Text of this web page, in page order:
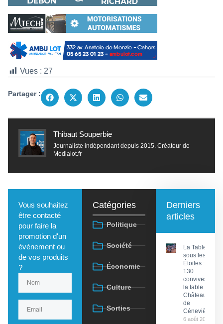
Vues : 27
Partager :
Thibaut Souperbie
Journaliste indépendant depuis 2015. Créateur de
Medialot.fr
Vous souhaitez
être contacté
pour faire la
promotion d'un
événement ou
de vos produits
?
Catégories
Politique
Société
Économie
Culture
Sorties
Derniers
articles
La Tablée
sous les
Étoiles :
130
convives à
la table du
Château
de
Cénevières
6 août 2026